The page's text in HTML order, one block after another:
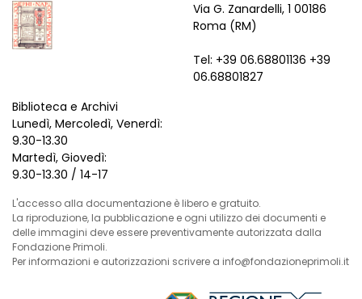
Via G. Zanardelli, 1 00186
Roma (RM)
Tel: +39 06.68801136 +39
06.68801827
Biblioteca e Archivi
Lunedì, Mercoledì, Venerdì:
9.30-13.30
Martedì, Giovedì:
9.30-13.30 / 14-17
L'accesso alla documentazione è libero e gratuito.
La riproduzione, la pubblicazione e ogni utilizzo dei documenti e
delle immagini deve essere preventivamente autorizzata dalla
Fondazione Primoli.
Per informazioni e autorizzazioni scrivere a info@fondazioneprimoli.it